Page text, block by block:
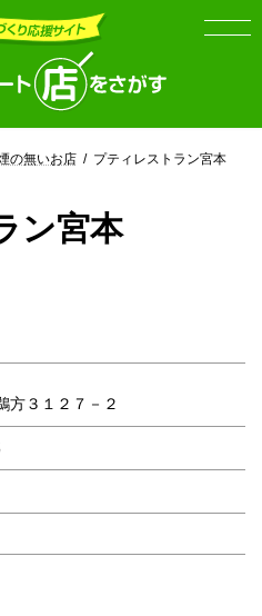
の無いお店 プティレストラン宮本
ン宮本
方３１２７－２